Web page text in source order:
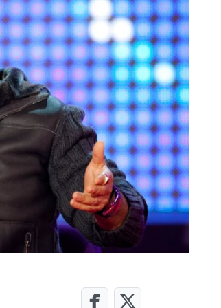
Απόρριψη όλων